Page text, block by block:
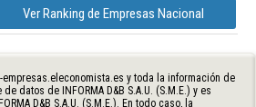
Ver Ranking de Empresas Nacional
y toda la información de
datos de INFORMA D&B S.A.U. (S.M.E.) y es
D&B S.A.U. (S.M.E.). En todo caso, la